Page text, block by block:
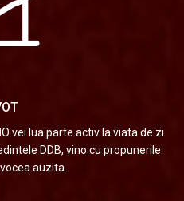
vei lua parte activ la viata de zi
DDB, vino cu propunerile
auzita.